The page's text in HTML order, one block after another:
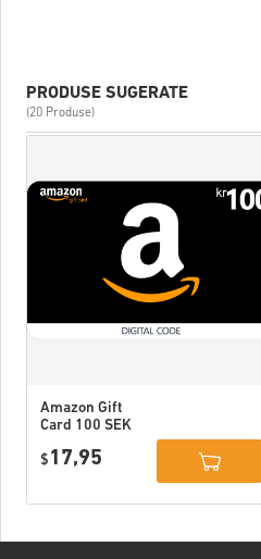
PRODUSE SUGERATE
(20 Produse)
Amazon Gift
Card 100 SEK
$ 17,95